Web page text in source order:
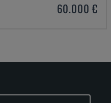
60.000 €